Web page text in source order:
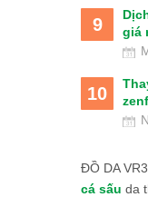
9
giá
10
ĐỒ DA
cá sấu da